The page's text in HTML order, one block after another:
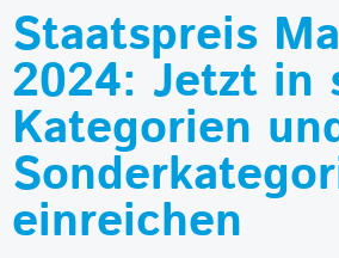
Staatspreis
2024: Jetzt in
Kategorien
einreichen